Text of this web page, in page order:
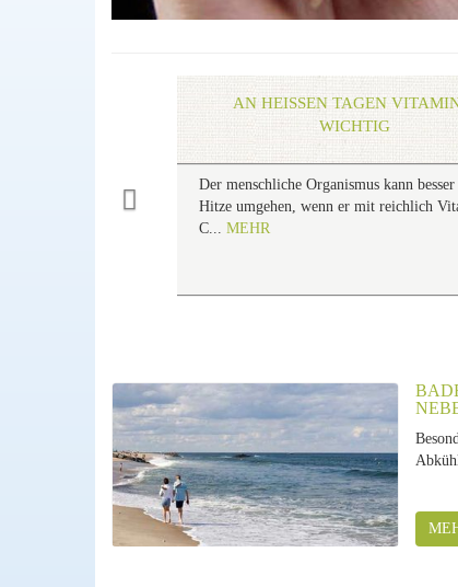
AN HEISSEN TAGEN VITAMIN
ICHTIG
Der menschliche Organismus kann
Hitze umgehen, wenn er mit reichlich
C... MEHR